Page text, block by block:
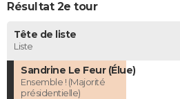
Résultat 2e tour
Tête de liste
Liste
Sandrine Le Feur (Élue)
Ensemble ! (Majorité
présidentielle)